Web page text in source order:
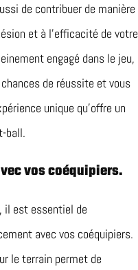
de contribuer de manière
et à l’efficacité de votre
engagé dans le jeu,
de réussite et vous
unique qu’offre un
ball.
vos coéquipiers.
il est essentiel de
avec vos coéquipiers.
le terrain permet de